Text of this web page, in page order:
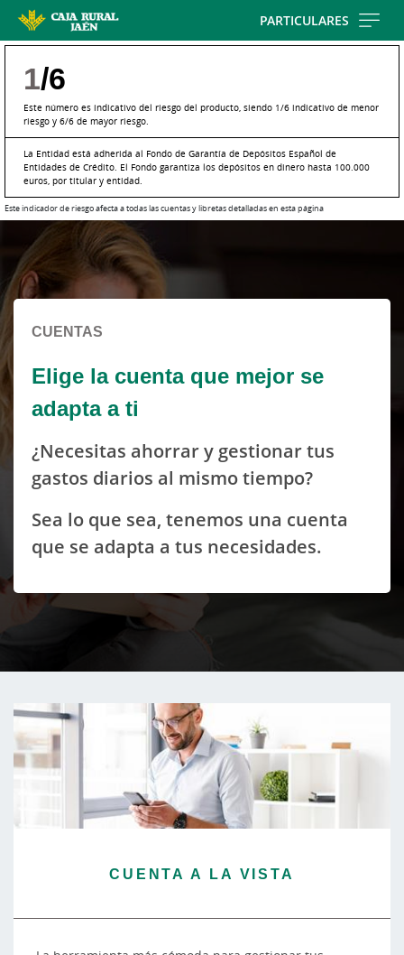
PARTICULARES
1/6
Este número es indicativo del riesgo del producto, siendo 1/6 indicativo de menor
riesgo y 6/6 de mayor riesgo.
La Entidad está adherida al Fondo de Garantía de Depósitos Español de
Entidades de Crédito. El Fondo garantiza los depósitos en dinero hasta 100.000
euros, por titular y entidad.
Este indicador de riesgo afecta a todas las cuentas y libretas detalladas en esta página
Cargando
contenido,
por
favor
CUENTAS
Elige la cuenta que mejor se
adapta a ti
¿Necesitas ahorrar y gestionar tus
gastos diarios al mismo tiempo?
Sea lo que sea, tenemos una cuenta
que se adapta a tus necesidades.
CUENTA A LA VISTA